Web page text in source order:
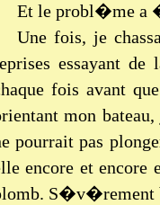
Et le probl�me
Une fois, je
essayant
fois avant
mon
pourrait pas
encore et
S�v�rement